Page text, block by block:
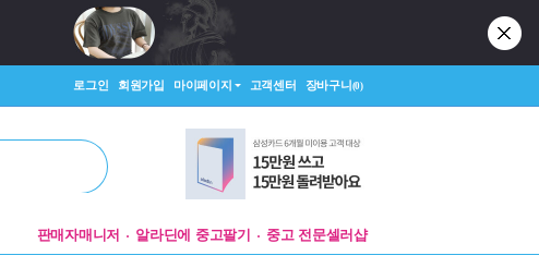
로그인 회원가입 마이페이지 고객센터 장바구니(0)
판매자매니저 알라딘에 중고팔기 중고 전문셀러샵